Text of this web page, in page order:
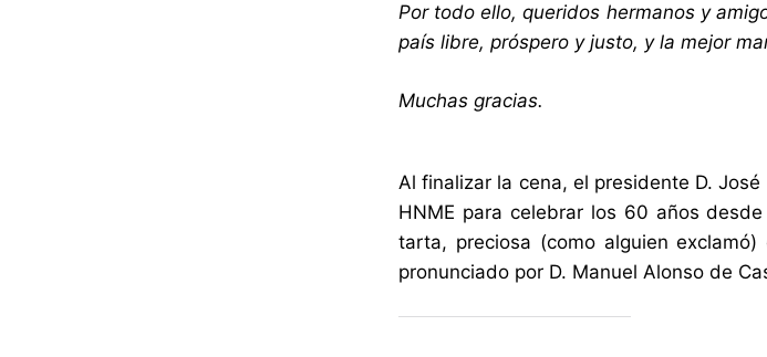
Por todo ello, queridos hermanos y
país libre, próspero y justo, y la mejor
Muchas gracias.
Al finalizar la cena, el presidente D.
HNME para celebrar los 60 años
tarta, preciosa (como alguien
pronunciado por D. Manuel Alonso de